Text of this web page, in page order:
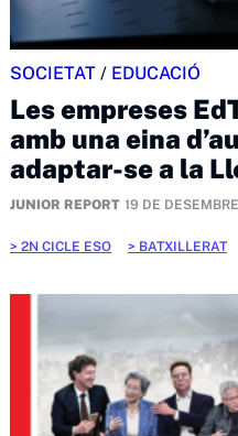
SOCIETAT / EDUCACIÓ
Les empreses
amb una eina
adaptar-se a la
JUNIOR REPORT 19 DE
2N CICLE ESO BATXILLERAT